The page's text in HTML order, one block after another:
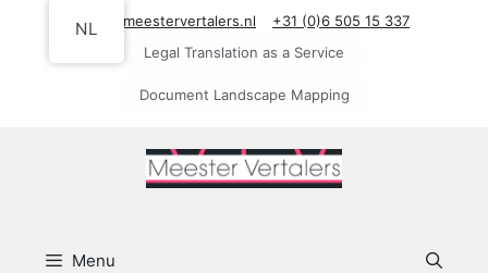
info@meestervertalers.nl
+31 (0)6 505 15 337
Legal Translation as a Service
Document Landscape Mapping
Menu
NL